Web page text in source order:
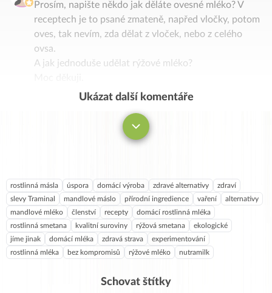
Prosím, napište někdo jak děláte ovesné mléko? V
receptech je to psané zmateně, napřed vločky, potom
oves, tak nevím, zda dělat z vloček, nebo z celého
ovsa.
A jak jednoduše udělat rýžové mléko?
Ukázat další komentáře
rostlinná másla úspora domácí výroba zdravé alternativy
zdraví
slevy Traminal
mandlové máslo přírodní ingredience vaření
alternativy
mandlové mléko
členství recepty
domácí rostlinná mléka
rostlinná smetana
kvalitní suroviny rýžová smetana
ekologické
jíme jinak
domácí mléka zdravá strava
experimentování
rostlinná mléka
bez kompromisů rýžové mléko nutramilk
Schovat štítky